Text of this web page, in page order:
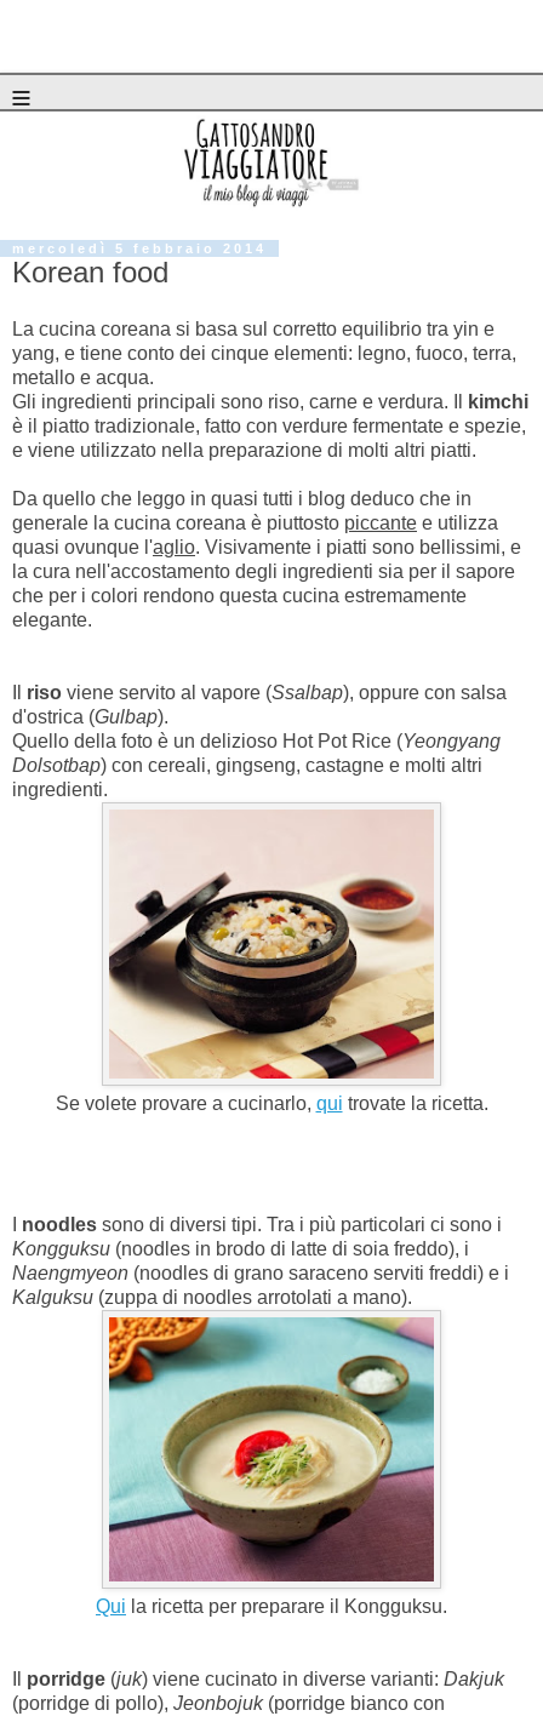
≡
mercoledì 5 febbraio 2014
Korean food
La cucina coreana si basa sul corretto equilibrio tra yin e
yang, e tiene conto dei cinque elementi: legno, fuoco, terra,
metallo e acqua.
Gli ingredienti principali sono riso, carne e verdura. Il
kimchi
è il piatto tradizionale, fatto con verdure fermentate e spezie,
e viene utilizzato nella preparazione di molti altri piatti.
Da quello che leggo in quasi tutti i blog deduco che in
generale la cucina coreana è piuttosto piccante e utilizza
quasi ovunque l'aglio. Visivamente i piatti sono bellissimi, e
la cura nell'accostamento degli ingredienti sia per il sapore
che per i colori rendono questa cucina estremamente
elegante.
riso viene servito al vapore (Ssalbap), oppure con salsa
d'ostrica (Gulbap).
Quello della foto è un delizioso Hot Pot Rice (Yeongyang
Dolsotbap) con cereali, gingseng, castagne e molti altri
ingredienti.
Se volete provare a cucinarlo, qui trovate la ricetta.
noodles sono di diversi tipi. Tra i più particolari ci sono i
Kongguksu (noodles in brodo di latte di soia freddo), i
Naengmyeon (noodles di grano saraceno serviti freddi) e i
Kalguksu (zuppa di noodles arrotolati a mano).
Qui la ricetta per preparare il Kongguksu.
porridge (juk) viene cucinato in diverse varianti: Dakjuk
(porridge di pollo), Jeonbojuk(porridge bianco con